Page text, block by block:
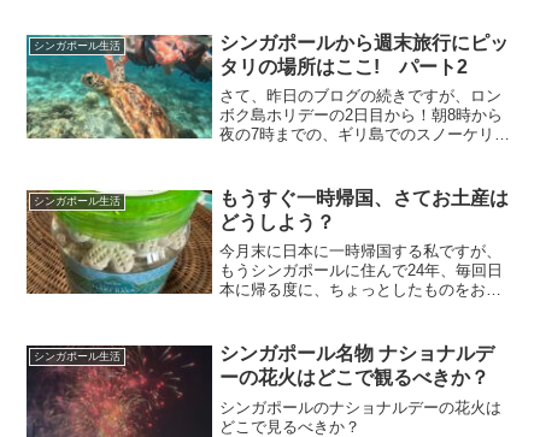
シンガポール生活
シンガポールから週末旅行にピッ
タリの場所はここ! パート2
さて、昨日のブログの続きですが、ロン
ボク島ホリデーの2日目から！朝8時から
夜の7時までの、ギリ島でのスノーケリン
願いして内容は、朝8時にクタにあるビラ
から...
シンガポール生活
もうすぐ一時帰国、さてお土産は
どうしよう？
今月末に日本に一時帰国する私ですが、
もうシンガポールに住んで24年、毎回日
本に帰る度に、ちょっとしたものをお土
た時は、コロナもあるし、漢方系ののど
飴をメインにしたら、結...
シンガポール生活
シンガポール名物 ナショナルデ
ーの花火はどこで観るべきか？
シンガポールのナショナルデーの花火は
どこで見るべきか？